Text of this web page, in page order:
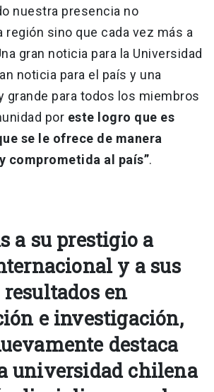
nuestra presencia no
región sino que cada vez más a
gran noticia para la Universidad
noticia para el país y una
grande para todos los miembros
por este logro que es
se le ofrece de manera
comprometida al país”.
a su prestigio a
y a sus
resultados en
e investigación,
destaca
universidad chilena